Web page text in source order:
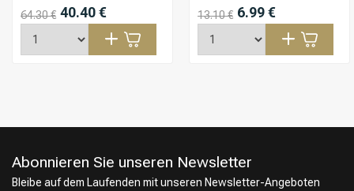
64.30 € 40.40 € 13.10 € 6.99 €
Abonnieren Sie unseren Newsletter
Bleibe auf dem Laufenden mit unseren Newsletter-Angeboten